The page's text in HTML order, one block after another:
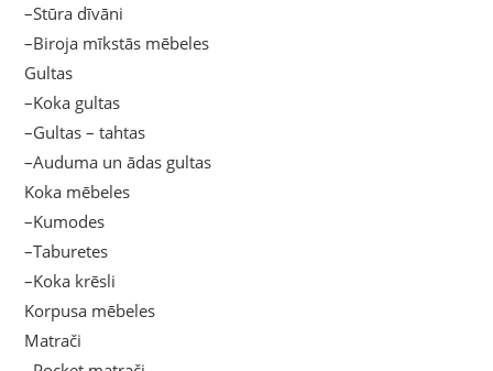
–Stūra dīvāni
–Biroja mīkstās mēbeles
Gultas
–Koka gultas
–Gultas – tahtas
–Auduma un ādas gultas
Koka mēbeles
–Kumodes
–Taburetes
–Koka krēsli
Korpusa mēbeles
Matrači